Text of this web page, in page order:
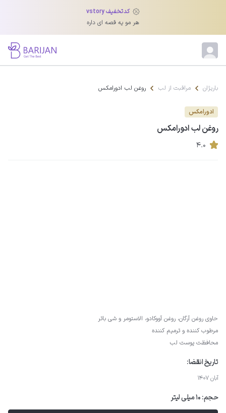
کدتخفیف vstory
هر مو یه قصه ای داره
باریژان مراقبت از لب روغن لب ادورامکس
ادورامکس
روغن لب ادورامکس
۴.۰
حاوی روغن آرگان، روغن آووکادو، الاستومر و شی باتر
مرطوب کننده و ترمیم کننده
محافظت پوست لب
تاریخ انقضا:
آبان 1407
حجم:10 میلی لیتر